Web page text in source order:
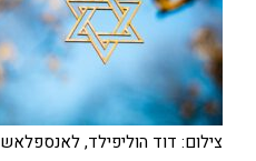
צילום: דוד הוליפילד, לאנספלאש